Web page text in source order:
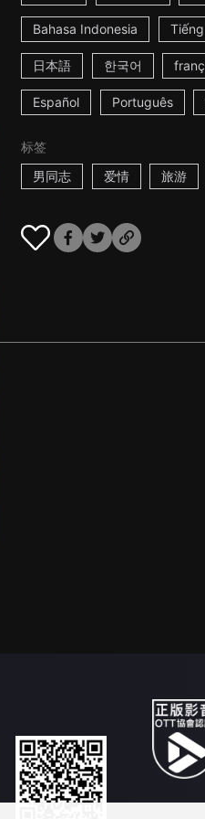
Bahasa Indonesia
日本語 한국어
Español Português
标签
男同志
爱情 旅游